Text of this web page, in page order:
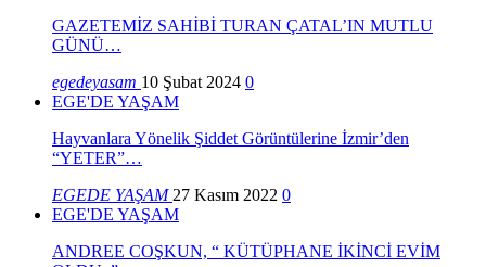
GAZETEMİZ SAHİBİ TURAN ÇATAL’IN MUTLU
GÜNÜ…
egedeyasam 10 Şubat 2024 0
EGE'DE YAŞAM
Hayvanlara Yönelik Şiddet Görüntülerine İzmir’den
“YETER”…
EGEDE YAŞAM 27 Kasım 2022 0
EGE'DE YAŞAM
ANDREE COŞKUN, “ KÜTÜPHANE İKİNCİ EVİM